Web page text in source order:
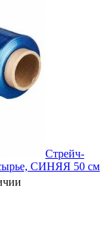
Стрейч-
сырье, СИНЯЯ 50 см